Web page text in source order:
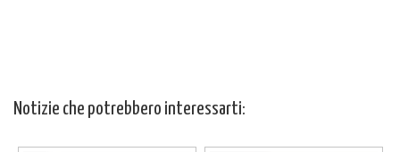
Notizie che potrebbero interessarti: